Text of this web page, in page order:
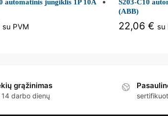
automatinis jungiklis 1P 10A
su PVM
S203-C10
(ABB)
22,06 € su
grąžinimas
14 darbo dienų